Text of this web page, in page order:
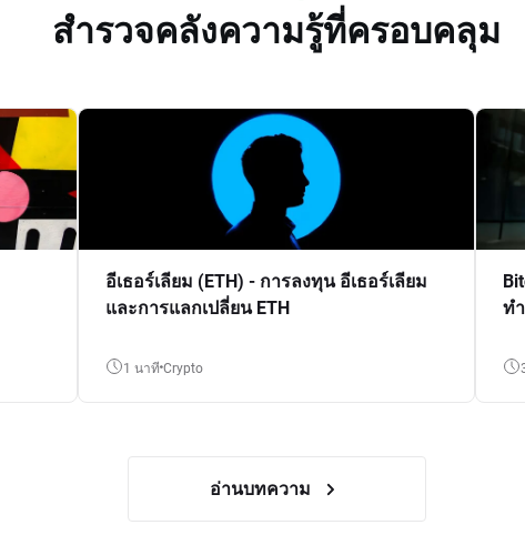
สำรวจคลังความรู้ที่ครอบคลุม
อีเธอร์เลียม (ETH) - การลงทุน อีเธอร์เลียม
และการแลกเปลี่ยน ETH
1 นาที crypto
ท
อ่านบทความ